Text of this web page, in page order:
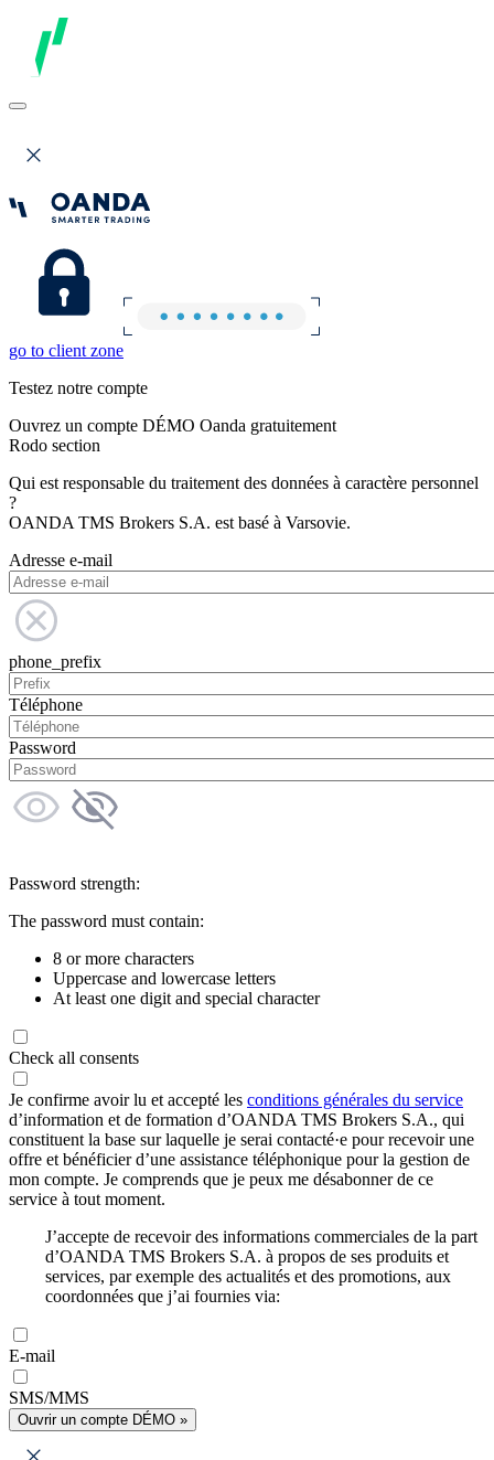
go to client zone
Testez notre compte
Ouvrez un compte DÉMO Oanda gratuitement
Rodo section
Qui est responsable du traitement des données à caractère personnel
?
OANDA TMS Brokers S.A. est basé à Varsovie.
Adresse e-mail
phone_prefix
Téléphone
Password
Password strength:
The password must contain:
8 or more characters
Uppercase and lowercase letters
At least one digit and special character
Check all consents
Je confirme avoir lu et accepté les conditions générales du service
d’information et de formation d’OANDA TMS Brokers S.A., qui
constituent la base sur laquelle je serai contacté·e pour recevoir une
offre et bénéficier d’une assistance téléphonique pour la gestion de
mon compte. Je comprends que je peux me désabonner de ce
service à tout moment.
J’accepte de recevoir des informations commerciales de la part
d’OANDA TMS Brokers S.A. à propos de ses produits et
services, par exemple des actualités et des promotions, aux
coordonnées que j’ai fournies via:
E-mail
SMS/MMS
Ouvrir un compte DÉMO »